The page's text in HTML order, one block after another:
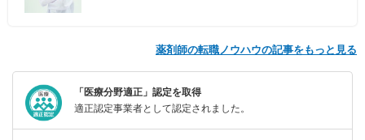
薬剤師の転職ノウハウの記事をもっと見る
「医療分野適正」認定を取得
適正認定事業者として認定されました。